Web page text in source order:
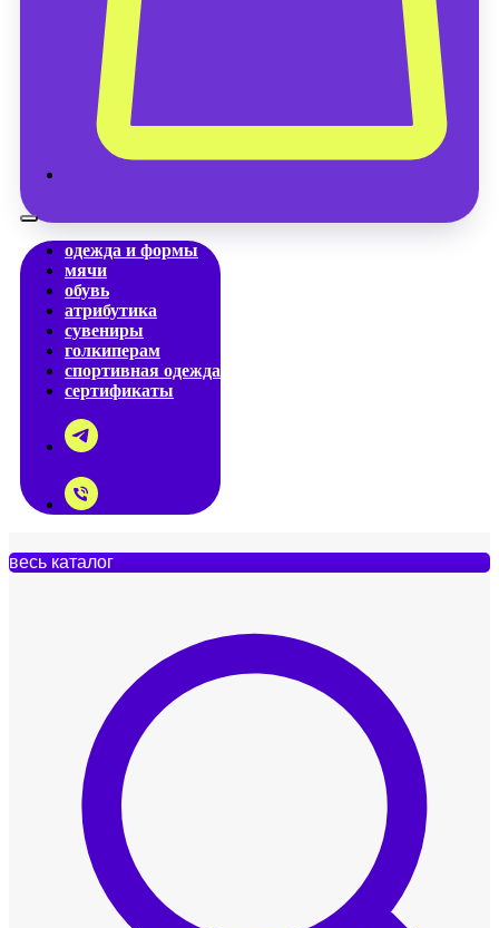
одежда и формы
мячи
обувь
атрибутика
сувениры
голкиперам
спортивная одежда
сертификаты
весь каталог